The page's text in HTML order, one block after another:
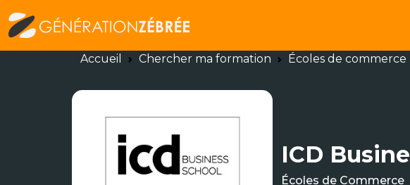
Accueil Chercher ma formation Écoles de commerce
ICD
Écoles de Commerce